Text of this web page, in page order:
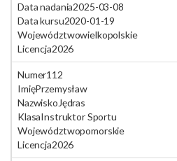
Data nadania2025-03-08
Data kursu2020-01-19
Województwowielkopolskie
Licencja2026
Numer112
ImięPrzemysław
Nazwisko Jędras
KlasaInstruktor Sportu
Województwopomorskie
Licencja2026